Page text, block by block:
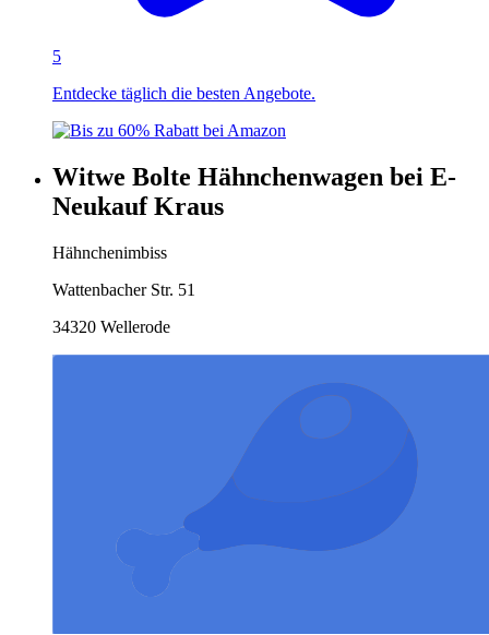
5
Entdecke täglich die besten Angebote.
Witwe Bolte Hähnchenwagen bei E-
Neukauf Kraus
Hähnchenimbiss
Wattenbacher Str. 51
34320 Wellerode